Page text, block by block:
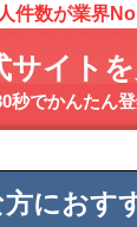
件数が業界
サイト
秒でかんたん
におす